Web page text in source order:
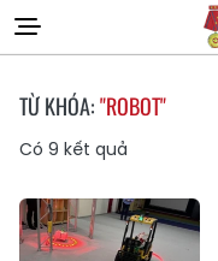
TỪ KHÓA:"ROBOT"
Có 9 kết quả